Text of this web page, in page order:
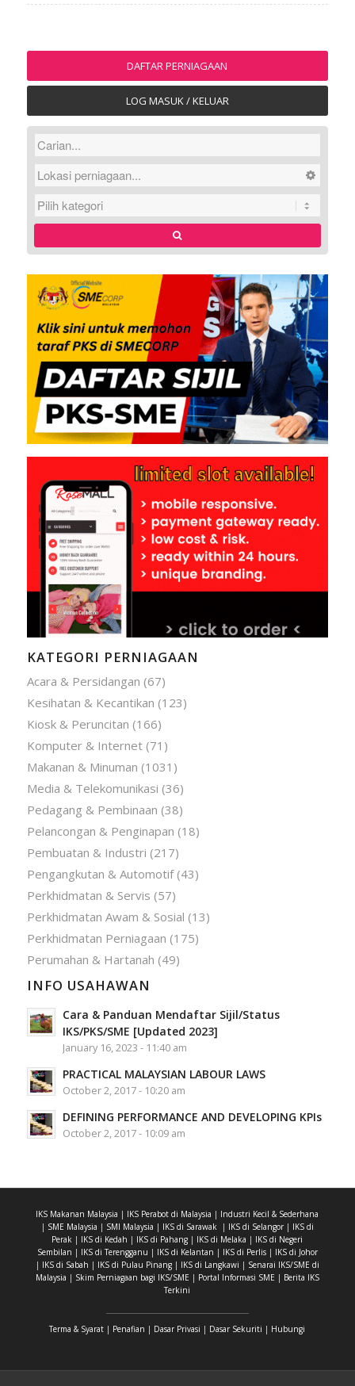
DAFTAR PERNIAGAAN
LOG MASUK / KELUAR
KATEGORI PERNIAGAAN
Acara & Persidangan (67)
Kesihatan & Kecantikan (123)
Kiosk & Peruncitan (166)
Komputer & Internet(71)
Makanan & Minuman (1031)
Media & Telekomunikasi (36)
Pedagang & Pembinaan (38)
Pelancongan & Penginapan (18)
Pembuatan & Industri (217)
Pengangkutan & Automotif(43)
Perkhidmatan & Servis (57)
Perkhidmatan Awam & Sosial (13)
Perkhidmatan Perniagaan (175)
Perumahan & Hartanah (49)
INFO USAHAWAN
Cara & Panduan Mendaftar Sijil/Status
IKS/PKS/SME [Updated 2023]
January 16, 2023 - 11:40 am
PRACTICAL MALAYSIAN LABOUR LAWS
October 2, 2017 - 10:20 am
DEFINING PERFORMANCE AND DEVELOPING KPIs
October 2, 2017 - 10:09 am
IKS Makanan Malaysia | IKS Perabot di Malaysia | Industri Kecil & Sederhana
| SME Malaysia | SMI Malaysia | IKS di Sarawak | IKS di Selangor| IKS di
Perak | IKS di Kedah | IKS di Pahang | IKS di Melaka | IKS di Negeri
Sembilan | IKS di Terengganu | IKS di Kelantan | IKS di Perlis| IKS di Johor
| IKS di Sabah | IKS di Pulau Pinang| IKS di Langkawi | Senarai IKS/SME di
Malaysia | Skim Perniagaan bagi IKS/SME | Portal Informasi SME | Berita IKS
Terkini
Terma & Syarat | Penafian | Dasar Privasi | Dasar Sekuriti | Hubungi